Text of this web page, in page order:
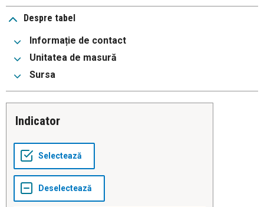
Despre tabel
Informație de contact
Unitatea de masură
Sursa
Indicator